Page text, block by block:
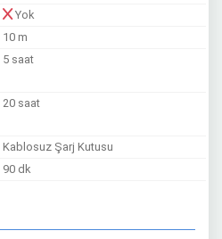
Yok
10 m
5 saat
20 saat
Kablosuz Şarj Kutusu
90 dk